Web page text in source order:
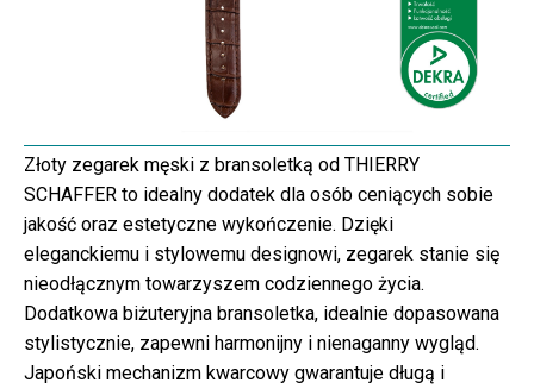
Złoty zegarek męski z bransoletką od THIERRY
SCHAFFER to idealny dodatek dla osób ceniących sobie
jakość oraz estetyczne wykończenie. Dzięki
eleganckiemu i stylowemu designowi, zegarek stanie się
nieodłącznym towarzyszem codziennego życia.
Dodatkowa biżuteryjna bransoletka, idealnie dopasowana
stylistycznie, zapewni harmonijny i nienaganny wygląd.
Japoński mechanizm kwarcowy gwarantuje długą i